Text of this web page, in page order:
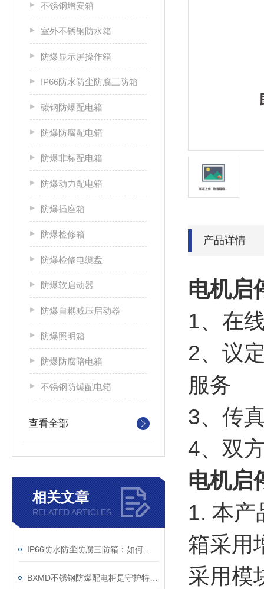
不锈钢增安箱
室外不锈钢防水箱
防爆显示屏操作箱
IP66防水防尘防腐三防箱
碳钢防爆配电箱
防爆防腐配电箱
防爆非标配电箱
防爆动力配电箱
防爆插座箱
防爆检修箱
防爆检修电缆盘
防爆软启动器
防爆自耦减压启动器
防爆照明箱
防爆防腐陪电箱
不锈钢防爆配电箱
查看全部
相关文章
RELATED ARTICLES
产品详情
电机启
1、在
2、议
服务
3、传
4、双
电机启
1. 本产
箱采用
采用模